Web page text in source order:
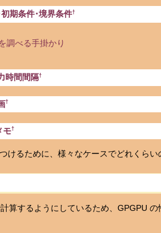
期条件･境界条件†
調べる手掛かり
時間間隔†
†
モ†
ために、様々なケースでどれくらい
するようにしているため、GPGPU の